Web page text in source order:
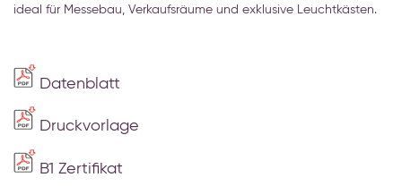
ideal für Messebau, Verkaufsräume und exklusive Leuchtkästen.
Datenblatt
Druckvorlage
B1 Zertifikat